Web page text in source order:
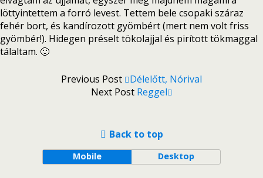
löttyintettem a forró levest. Tettem bele csopaki száraz
fehér bort, és kandírozott gyömbért (mert nem volt friss
gyömbér!). Hidegen préselt tökolajjal és pirított tökmaggal
tálaltam. 🙂
Previous Post
Délelőtt, Nórival
Next Post Reggel
Back to top
Mobile Desktop